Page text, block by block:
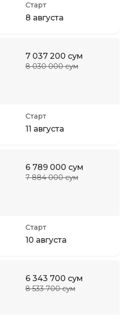
Старт
8 августа
7 037 200 сум
8 030 000 сум
Старт
11 августа
6 789 000 сум
7 884 000 сум
Старт
10 августа
6 343 700 сум
8 533 700 сум